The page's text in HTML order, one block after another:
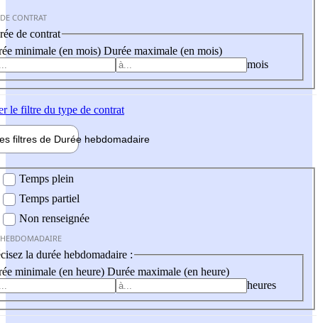
CONTRAT
de contrat
minimale (en mois) Durée maximale (en mois)
mois
le filtre du type de contrat
filtres de Durée hebdomadaire
Temps plein
Temps partiel
Non renseignée
la durée hebdomadaire :
minimale (en heure) Durée maximale (en heure)
heures